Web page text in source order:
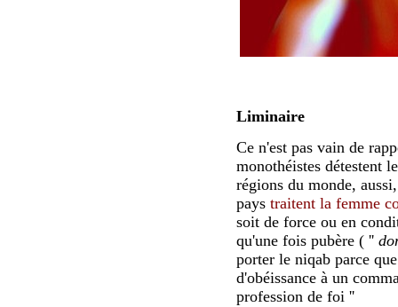
Liminaire
Ce n'est pas vain de
monothéistes détestent
régions du monde,
pays traitent la femme
soit de force ou en
qu'une fois pubère ( ''
porter le niqab parce
d'obéissance à un
profession de foi ''